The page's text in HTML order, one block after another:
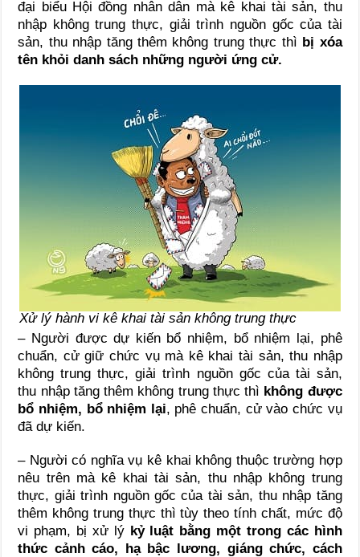
đại biểu Hội đồng nhân dân mà kê khai tài sản, thu
nhập không trung thực, giải trình nguồn gốc của tài
sản, thu nhập tăng thêm không trung thực thì bị xóa
tên khỏi danh sách những người ứng cử.
Xử lý hành vi kê khai tài sản không trung thực
– Người được dự kiến bổ nhiệm, bổ nhiệm lại, phê
chuẩn, cử giữ chức vụ mà kê khai tài sản, thu nhập
không trung thực, giải trình nguồn gốc của tài sản,
thu nhập tăng thêm không trung thực thì không được
bổ nhiệm, bổ nhiệm lại, phê chuẩn, cử vào chức vụ
đã dự kiến.
– Người có nghĩa vụ kê khai không thuộc trường hợp
nêu trên mà kê khai tài sản, thu nhập không trung
thực, giải trình nguồn gốc của tài sản, thu nhập tăng
thêm không trung thực thì tùy theo tính chất, mức độ
vi phạm, bị xử lý kỷ luật bằng một trong các hình
thức cảnh cáo, hạ bậc lương, giáng chức, cách